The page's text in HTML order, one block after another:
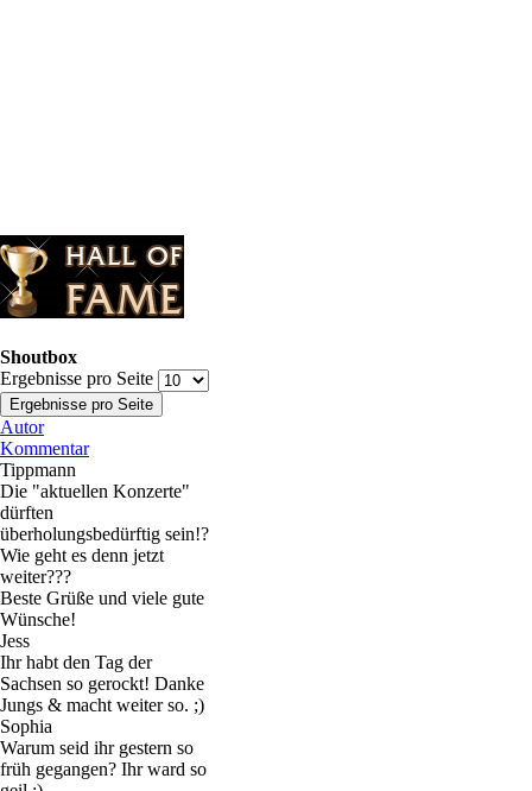
Shoutbox
Ergebnisse pro Seite
Autor
Kommentar
Tippmann
Die "aktuellen Konzerte"
dürften
überholungsbedürftig sein!?
Wie geht es denn jetzt
weiter???
Beste Grüße und viele gute
Wünsche!
Jess
Ihr habt den Tag der
Sachsen so gerockt! Danke
Jungs & macht weiter so. ;)
Sophia
Warum seid ihr gestern so
früh gegangen? Ihr ward so